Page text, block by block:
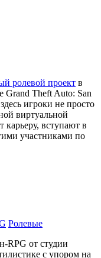
ролевой проект в
Grand Theft Auto: San
игроки не просто
виртуальной
карьеру, вступают в
участниками по
Ролевые
RPG от студии
с упором на